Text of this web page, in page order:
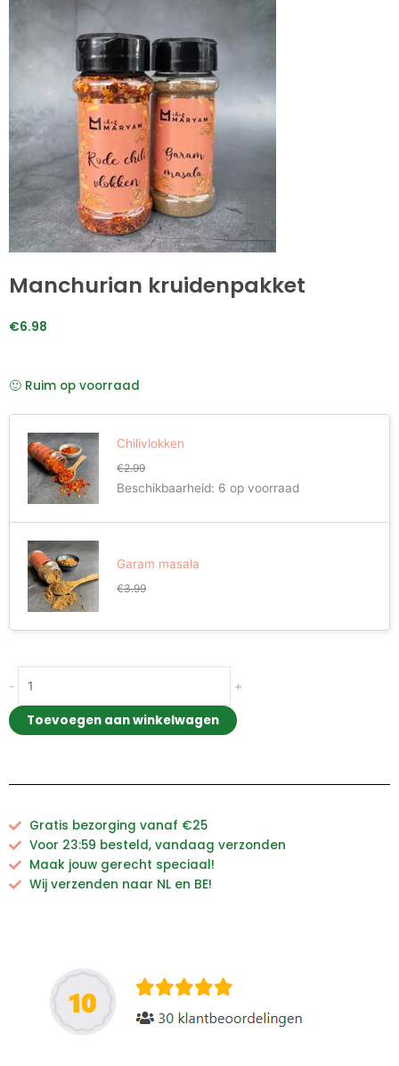
Manchurian kruidenpakket
€6.98
🙂 Ruim op voorraad
Chilivlokken
€2.99
Beschikbaarheid: 6 op voorraad
Garam masala
€3.99
-
kruidenpakket
aantal
+
Toevoegen aan winkelwagen
Gratis bezorging vanaf €25
Voor 23:59 besteld, vandaag verzonden
Maak jouw gerecht speciaal!
Wij verzenden naar NL en BE!